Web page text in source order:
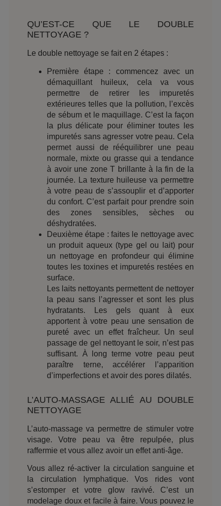
QU’EST-CE QUE LE DOUBLE
NETTOYAGE ?
Le double nettoyage se fait en 2 étapes :
Première étape : commencez avec un
démaquillant huileux, cela va vous
permettre de retirer les impuretés
extérieures telles que la pollution, l’excès
de sébum et le maquillage. C’est la façon
la plus délicate pour éliminer toutes les
impuretés sans agresser votre peau. Cela
permet aussi de rééquilibrer une peau
normale, mixte ou grasse qui a tendance
à avoir une zone T brillante à la fin de la
journée. La texture huileuse va permettre
à votre peau de s’assouplir et d’apporter
du confort. C’est parfait pour prendre soin
des zones sensibles, sèches ou
déshydratées.
Deuxième étape : faites le nettoyage avec
un produit aqueux (type gel ou lait) pour
un nettoyage en profondeur qui élimine
toutes les toxines et impuretés restées en
surface.
Les laits nettoyants permettent de nettoyer
la peau sans l’agresser et sont les plus
hydratants. Les gels quant à eux
apportent à votre peau une sensation de
pureté avec un effet fraîcheur. Un seul
passage de gel nettoyant le soir, n’est pas
suffisant. À long terme votre peau peut
paraître terne, accélérer l’apparition
d’imperfections et avoir des pores dilatés.
L’AUTO-MASSAGE ALLIÉ AU DOUBLE
NETTOYAGE
L’auto-massage va permettre de stimuler votre
visage. Votre peau va être repulpée, plus
raffermie et vous allez avoir un effet anti-âge.
Vous allez ré-activer la circulation sanguine et
la circulation lymphatique. Vos rides vont
s’estomper et votre glow ravivé. C’est un
modelage doux et facile à faire. Vous pouvez le